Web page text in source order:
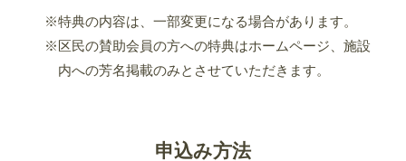
※特典の内容は、一部変更になる場合があります。
※区民の賛助会員の方への特典はホームページ、施設
内への芳名掲載のみとさせていただきます。
申込み方法